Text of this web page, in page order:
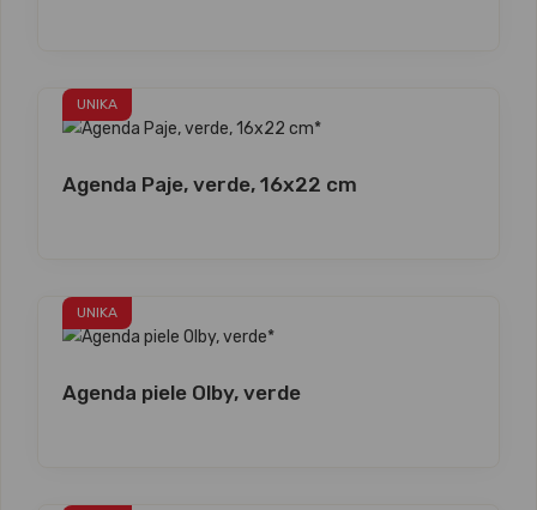
UNIKA
Agenda Paje, verde, 16x22 cm
UNIKA
Agenda piele Olby, verde